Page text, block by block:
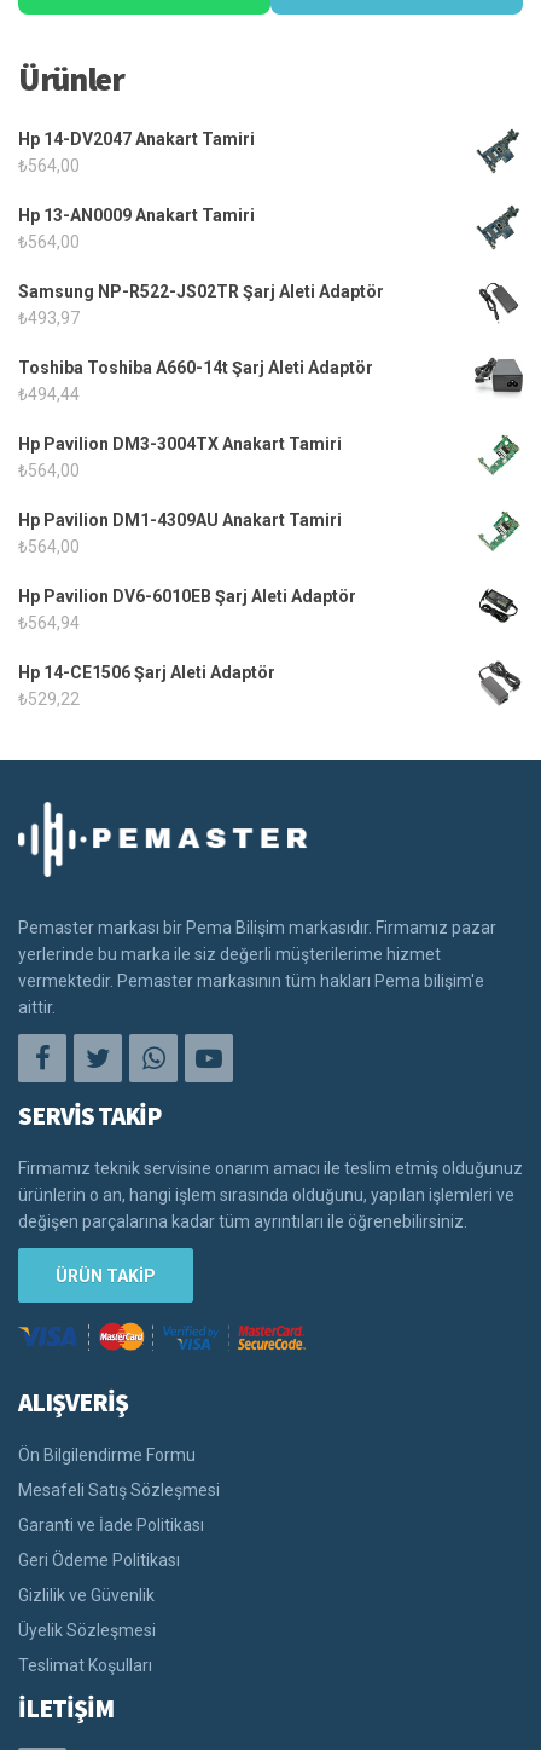
Ürünler
Hp 14-DV2047 Anakart Tamiri
₺564,00
Hp 13-AN0009 Anakart Tamiri
₺564,00
Samsung NP-R522-JS02TR Şarj Aleti Adaptör
₺493,97
Toshiba Toshiba A660-14t Şarj Aleti Adaptör
₺494,44
Hp Pavilion DM3-3004TX Anakart Tamiri
₺564,00
Hp Pavilion DM1-4309AU Anakart Tamiri
₺564,00
Hp Pavilion DV6-6010EB Şarj Aleti Adaptör
₺564,94
Hp 14-CE1506 Şarj Aleti Adaptör
₺529,22
Pemaster markası bir Pema Bilişim markasıdır. Firmamız pazar
yerlerinde bu marka ile siz değerli müşterilerime hizmet
vermektedir. Pemaster markasının tüm hakları Pema bilişim'e
aittir.
SERVİS TAKİP
Firmamız teknik servisine onarım amacı ile teslim etmiş olduğunuz
ürünlerin o an, hangi işlem sırasında olduğunu, yapılan işlemleri ve
değişen parçalarına kadar tüm ayrıntıları ile öğrenebilirsiniz.
ÜRÜN TAKİP
ALIŞVERİŞ
Ön Bilgilendirme Formu
Mesafeli Satış Sözleşmesi
Garanti ve İade Politikası
Geri Ödeme Politikası
Gizlilik ve Güvenlik
Üyelik Sözleşmesi
Teslimat Koşulları
İLETİŞİM